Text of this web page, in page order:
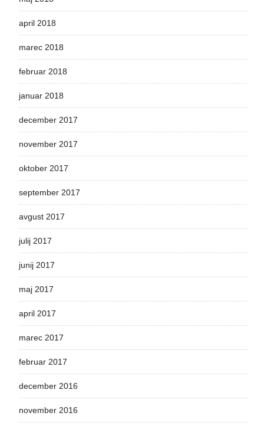
april 2018
marec 2018
februar 2018
januar 2018
december 2017
november 2017
oktober 2017
september 2017
avgust 2017
julij 2017
junij 2017
maj 2017
april 2017
marec 2017
februar 2017
december 2016
november 2016